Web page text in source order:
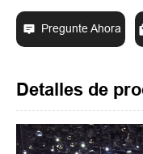
Pregunte Ahora
Detalles de